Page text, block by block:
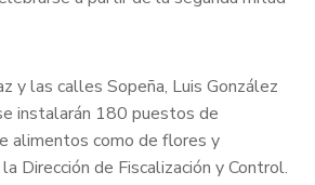
y las calles Sopeña, Luis González
instalarán 180 puestos de
alimentos como de flores y
Dirección de Fiscalización y Control.